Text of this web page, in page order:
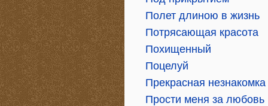
Полет длиною в жизнь
Потрясающая красота
Похищенный
Поцелуй
Прекрасная незнакомка
Прости меня за любовь